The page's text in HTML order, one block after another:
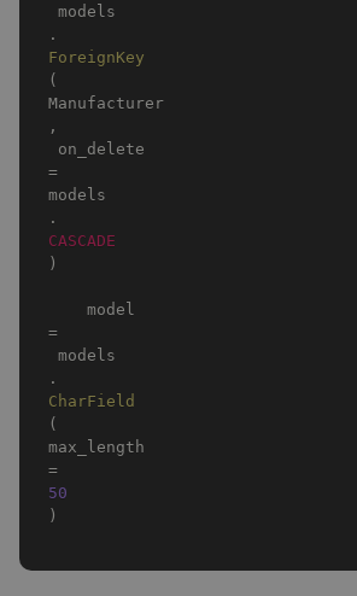
models
.
ForeignKey
(
Manufacturer
,
on_delete
=
models
.
CASCADE
)
    model
=
models
.
CharField
(
max_length
=
50
)